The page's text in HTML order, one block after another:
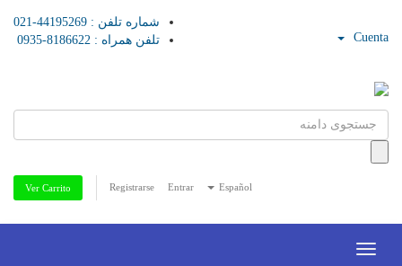
Cuenta
شماره تلفن : 44195269-021
تلفن همراه : 8186622-0935
Español
Entrar
Registrarse
Ver Carrito
Toggle